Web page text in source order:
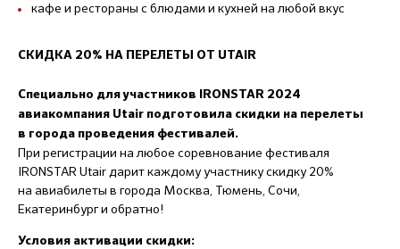
кафе и рестораны с блюдами и кухней на любой вкус
СКИДКА 20% НА ПЕРЕЛЕТЫ ОТ UTAIR
Специально для участников IRONSTAR 2024
авиакомпания Utair подготовила скидки на перелеты
в города проведения фестивалей.
При регистрации на любое соревнование фестиваля
IRONSTAR Utair дарит каждому участнику скидку 20%
на авиабилеты в города Москва, Тюмень, Сочи,
Екатеринбург и обратно!
Условия активации скидки: